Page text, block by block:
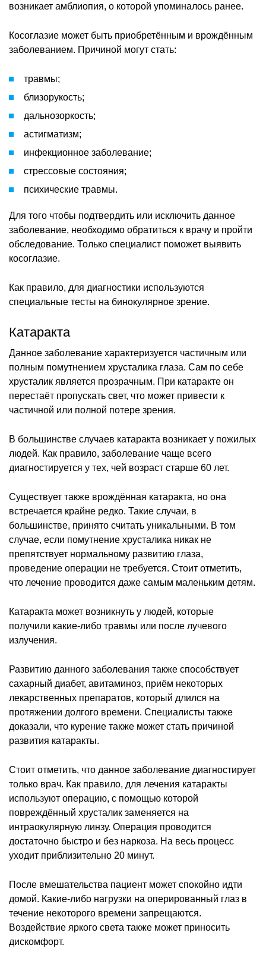
возникает амблиопия, о которой упоминалось ранее.
Косоглазие может быть приобретённым и врождённым
заболеванием. Причиной могут стать:
травмы;
близорукость;
дальнозоркость;
астигматизм;
инфекционное заболевание;
стрессовые состояния;
психические травмы.
Для того чтобы подтвердить или исключить данное
заболевание, необходимо обратиться к врачу и пройти
обследование. Только специалист поможет выявить
косоглазие.
Как правило, для диагностики используются
специальные тесты на бинокулярное зрение.
Катаракта
Данное заболевание характеризуется частичным или
полным помутнением хрусталика глаза. Сам по себе
хрусталик является прозрачным. При катаракте он
перестаёт пропускать свет, что может привести к
частичной или полной потере зрения.
В большинстве случаев катаракта возникает у пожилых
людей. Как правило, заболевание чаще всего
диагностируется у тех, чей возраст старше 60 лет.
Существует также врождённая катаракта, но она
встречается крайне редко. Такие случаи, в
большинстве, принято считать уникальными. В том
случае, если помутнение хрусталика никак не
препятствует нормальному развитию глаза,
проведение операции не требуется. Стоит отметить,
что лечение проводится даже самым маленьким детям.
Катаракта может возникнуть у людей, которые
получили какие-либо травмы или после лучевого
излучения.
Развитию данного заболевания также способствует
сахарный диабет, авитаминоз, приём некоторых
лекарственных препаратов, который длился на
протяжении долгого времени. Специалисты также
доказали, что курение также может стать причиной
развития катаракты.
Стоит отметить, что данное заболевание диагностирует
только врач. Как правило, для лечения катаракты
используют операцию, с помощью которой
повреждённый хрусталик заменяется на
интраокулярную линзу. Операция проводится
достаточно быстро и без наркоза. На весь процесс
уходит приблизительно 20 минут.
После вмешательства пациент может спокойно идти
домой. Какие-либо нагрузки на оперированный глаз в
течение некоторого времени запрещаются.
Воздействие яркого света также может приносить
дискомфорт.